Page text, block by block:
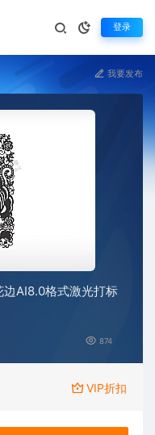
登录
我要发布
AI8.0格式激光打标
874
VIP折扣